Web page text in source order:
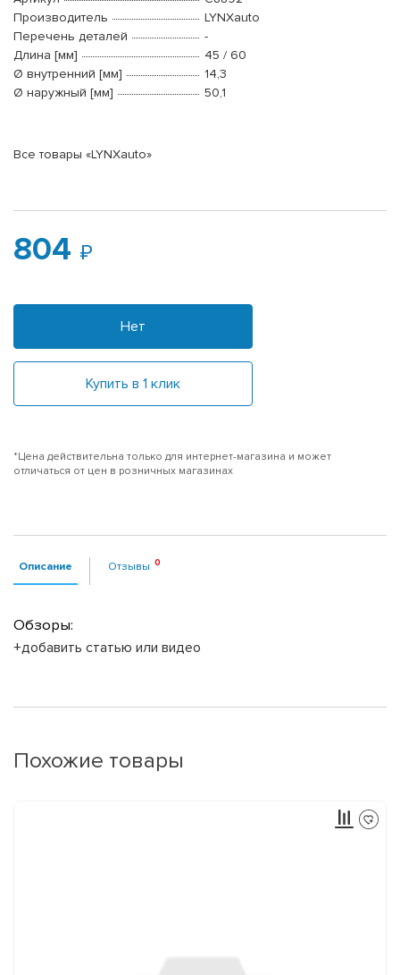
Производитель
LYNXauto
Перечень деталей
-
Длина [мм]
45 / 60
Ø внутренний [мм]
14,3
Ø наружный [мм]
50,1
Все товары «LYNXauto»
804
Нет
Купить в 1 клик
*Цена действительна только для интернет-магазина и может
отличаться от цен в розничных магазинах
Описание Отзывы
Обзоры:
+добавить статью или видео
Похожие товары